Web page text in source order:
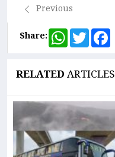
Previous
Share:
WhatsApp
Twitter
RELATEDARTICLES